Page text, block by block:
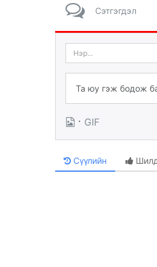
Сэтгэгдэл
· GIF
Сүүлийн